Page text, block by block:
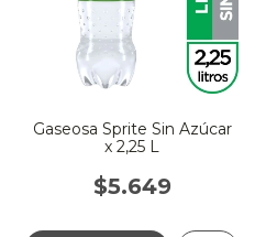
Gaseosa Sprite Sin Azúcar
x 2,25 L
$5.649